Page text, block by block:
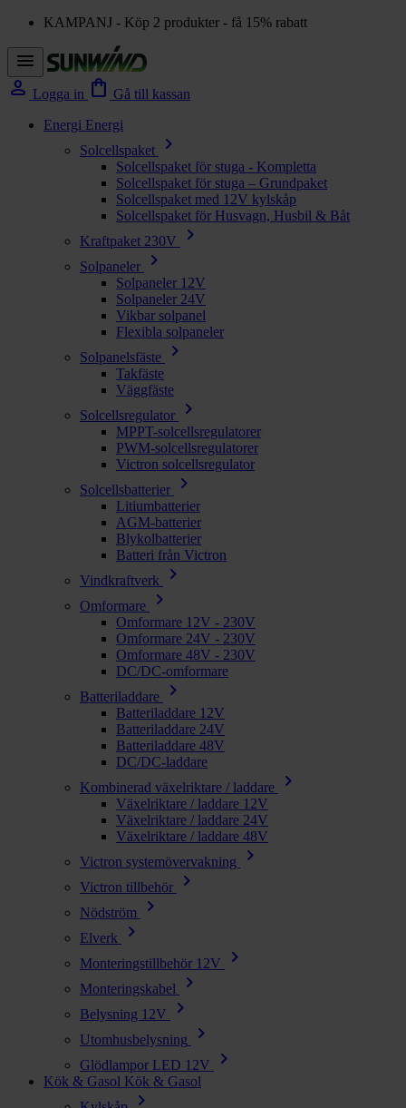
KAMPANJ - Köp 2 produkter - få 15% rabatt
menu
person Logga in shopping_bag Gå till kassan
Energi Energi
Solcellspaket
chevron_right
Solcellspaket för stuga - Kompletta
Solcellspaket för stuga – Grundpaket
Solcellspaket med 12V kylskåp
Solcellspaket för Husvagn, Husbil & Båt
Kraftpaket 230V
chevron_right
Solpaneler chevron_right
Solpaneler 12V
Solpaneler 24V
Vikbar solpanel
Flexibla solpaneler
Solpanelsfäste
chevron_right
Takfäste
Väggfäste
Solcellsregulator
chevron_right
MPPT-solcellsregulatorer
PWM-solcellsregulatorer
Victron solcellsregulator
Solcellsbatterier
chevron_right
Litiumbatterier
AGM-batterier
Blykolbatterier
Batteri från Victron
Vindkraftverk
chevron_right
Omformare chevron_right
Omformare 12V - 230V
Omformare 24V - 230V
Omformare 48V - 230V
DC/DC-omformare
Batteriladdare
chevron_right
Batteriladdare 12V
Batteriladdare 24V
Batteriladdare 48V
DC/DC-laddare
Kombinerad växelriktare / laddare
chevron_right
Växelriktare / laddare 12V
Växelriktare / laddare 24V
Växelriktare / laddare 48V
Victron systemövervakning
chevron_right
Victron tillbehör chevron_right
Nödström chevron_right
Elverk chevron_right
Monteringstillbehör 12V chevron_right
Monteringskabel chevron_right
Belysning 12V chevron_right
Utomhusbelysning chevron_right
Glödlampor LED 12V chevron_right
Kök & Gasol Kök & Gasol
chevron_right